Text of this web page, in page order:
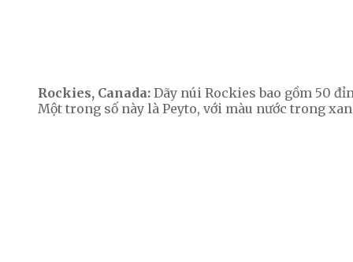
Rockies, Canada: Dãy núi Rockies bao gồm 50
Một trong số này là Peyto, với màu nước trong